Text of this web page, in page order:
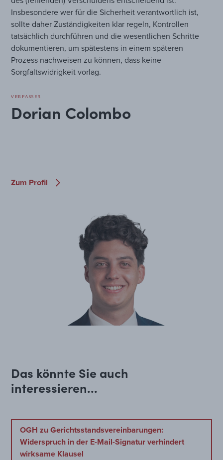
Insbesondere wer für die Sicherheit verantwortlich ist,
sollte daher Zuständigkeiten klar regeln, Kontrollen
tatsächlich durchführen und die wesentlichen Schritte
dokumentieren, um spätestens in einem späteren
Prozess nachweisen zu können, dass keine
Sorgfaltswidrigkeit vorlag.
VERFASSER
Dorian Colombo
Zum Profil
Das könnte Sie auch
interessieren...
OGH zu Gerichtsstandsvereinbarungen:
Widerspruch in der E-Mail-Signatur verhindert
wirksame Klausel